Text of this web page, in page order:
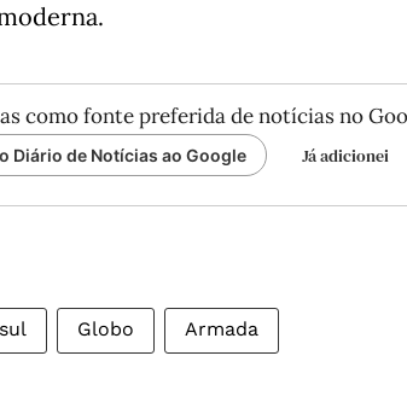
como fonte preferida de notícias no
Diário de Notícias ao Google Já adicionei
Globo Armada